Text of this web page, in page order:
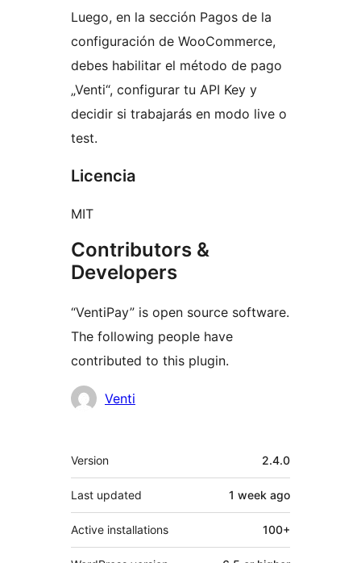
Luego, en la sección Pagos de la
configuración de WooCommerce,
debes habilitar el método de pago
„Venti“, configurar tu API Key y
decidir si trabajarás en modo live o
test.
Licencia
MIT
Contributors &
Developers
“VentiPay” is open source software.
The following people have
contributed to this plugin.
Contributors
Venti
Meta
Version 2.4.0
Last updated 1 week ago
Active installations 100+